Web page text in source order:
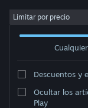
Iniciar sesión
Limitar por precio
Descuentos y
Ocultar los
Play
Desarrollador: